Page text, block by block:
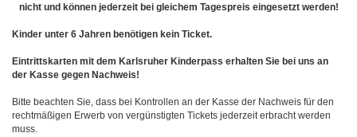
nicht und können jederzeit bei gleichem Tagespreis eingesetzt werden!
Kinder unter 6 Jahren benötigen kein Ticket.
Eintrittskarten mit dem Karlsruher Kinderpass erhalten Sie bei uns an
der Kasse gegen Nachweis!
Bitte beachten Sie, dass bei Kontrollen an der Kasse der Nachweis für den
rechtmäßigen Erwerb von vergünstigten Tickets jederzeit erbracht werden
muss.